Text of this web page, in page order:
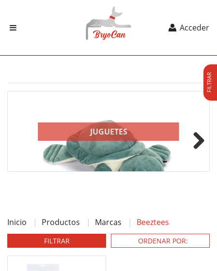
Acceder
JUGUETES
Inicio Productos Marcas Beeztees
FILTRAR
FILTRAR